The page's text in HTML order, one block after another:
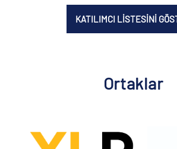
KATILIMCI LİSTESİNİ
Ortaklar